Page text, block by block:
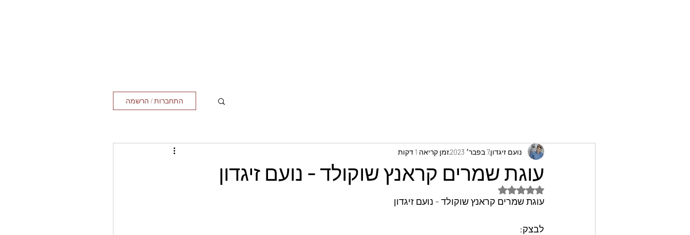
התחברות / הרשמה
עוגת שמרים קראנץ שוקולד - נועם זיגדון
נועם זיגדון7 בפבר׳ 2023 זמן קריאה 1 דקות
דירוג של NaN מתוך 5 כוכבים
עוגת שמרים קראנץ שוקולד - נועם זיגדון
לבצק: